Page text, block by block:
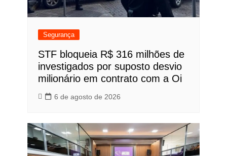
Segurança
STF bloqueia R$ 316 milhões de
investigados por suposto desvio
milionário em contrato com a Oi
6 de agosto de 2026